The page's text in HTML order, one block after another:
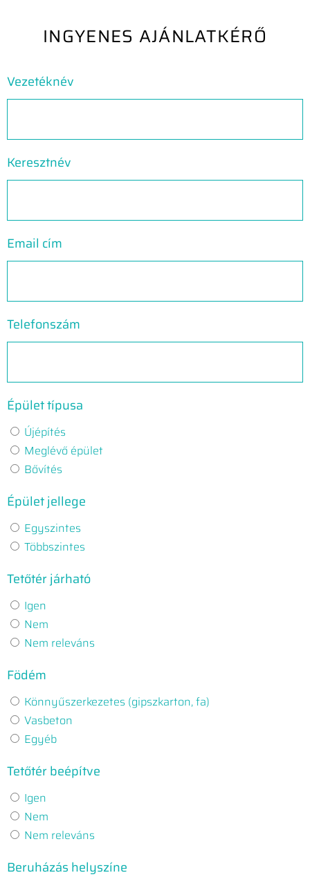
INGYENES AJÁNLATKÉRŐ
Vezetéknév
Keresztnév
Email cím
Telefonszám
Épület típusa
Újépítés
Meglévő épület
Bővítés
Épület jellege
Egyszintes
Többszintes
Tetőtér járható
Igen
Nem
Nem releváns
Födém
Könnyűszerkezetes (gipszkarton, fa)
Vasbeton
Egyéb
Tetőtér beépítve
Igen
Nem
Nem releváns
Beruházás helyszíne